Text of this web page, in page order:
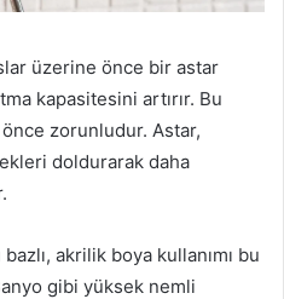
üzerine önce bir astar
kapasitesini artırır. Bu
önce zorunludur. Astar,
doldurarak daha
bazlı, akrilik boya kullanımı bu
gibi yüksek nemli